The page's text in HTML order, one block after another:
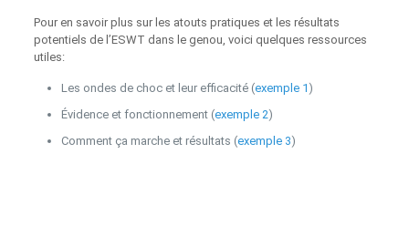
Pour en savoir plus sur les atouts pratiques et les résultats
potentiels de l’ESWT dans le genou, voici quelques ressources
utiles:
Les ondes de choc et leur efficacité (exemple 1 )
Évidence et fonctionnement (exemple 2)
Comment ça marche et résultats (exemple 3)